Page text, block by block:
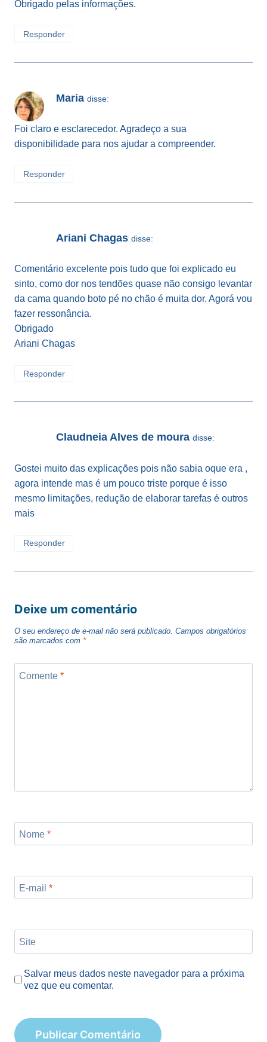
Obrigado pelas informações.
Responder
Maria disse:
Foi claro e esclarecedor. Agradeço a sua
disponibilidade para nos ajudar a compreender.
Responder
Ariani Chagas disse:
Comentário excelente pois tudo que foi explicado eu
sinto, como dor nos tendões quase não consigo levantar
da cama quando boto pé no chão é muita dor. Agorá vou
fazer ressonância.
Obrigado
Ariani Chagas
Responder
Claudneia Alves de moura disse:
Gostei muito das explicações pois não sabia oque era ,
agora intende mas é um pouco triste porque é isso
mesmo limitações, redução de elaborar tarefas é outros
mais
Responder
Deixe um comentário
O seu endereço de e-mail não será publicado. Campos obrigatórios
são marcados com *
Comente *
Nome *
E-mail *
Site
Salvar meus dados neste navegador para a próxima
vez que eu comentar.